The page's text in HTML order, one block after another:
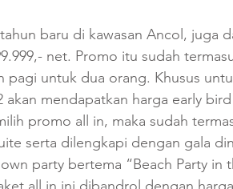
baru di kawasan Ancol, juga
net. Promo itu sudah
pagi untuk dua orang. Khusus
mendapatkan harga early
promo all in, maka sudah
serta dilengkapi dengan gala
party bertema “Beach Party in